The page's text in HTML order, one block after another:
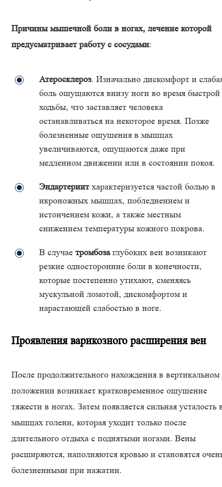
Причины мышечной боли в ногах, лечение которой
предусматривает работу с сосудами:
Атеросклероз. Изначально дискомфорт и
боль ощущаются внизу ноги во время быстрой
ходьбы, что заставляет человека
останавливаться на некоторое время. Позже
болезненные ощущения в мышцах
увеличиваются, ощущаются даже при
медленном движении или в состоянии покоя.
Эндартериит характеризуется частой болью в
икроножных мышцах, побледнением и
истончением кожи, а также местным
снижением температуры кожного покрова.
В случае тромбоза глубоких вен возникают
резкие односторонние боли в конечности,
которые постепенно утихают, сменяясь
мускульной ломотой, дискомфортом и
нарастающей слабостью в ноге.
Проявления варикозного расширения вен
После продолжительного нахождения в вертикальном
положении возникает кратковременное ощущение
тяжести в ногах. Затем появляется сильная усталость
мышцах голени, которая уходит только после
длительного отдыха с поднятыми ногами. Вены
расширяются, наполняются кровью и становятся
болезненными при нажатии.